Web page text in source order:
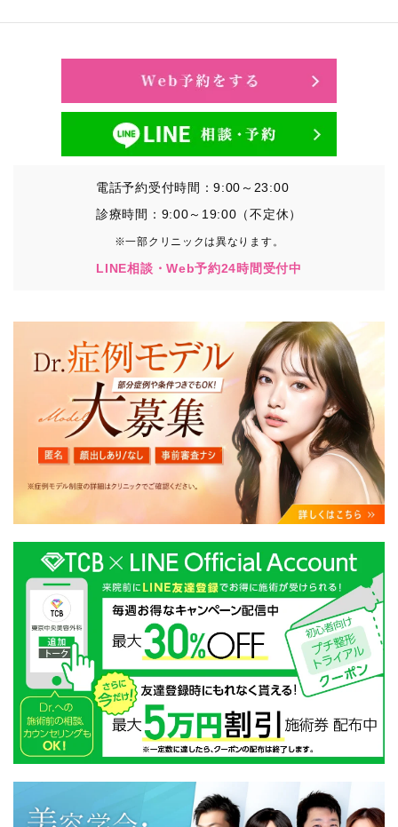
①TCBグループが患者様から取得する情報
・その他、特定の個人を識別することができる情報
②TCBグループが各種サービスの利用に関連して取得す
日時、閲覧履歴等に関連する情報
（これには、Cookie情報、アクセスログ等の利用状況に
関する情報を含みます。）
③TCBグループが第三者から間接的に収集する情報
患者様の同意を得た上で、以下の情報をパブリックDMP
・患者様の閲覧履歴、端末等の情報
【利用目的】
TCBグループは取得情報を以下の目的で利用いたしま
す。
・クリニックの来院予約、医療サービスの提供、医療関
連商品の販売、アフターケア対応、これらに付随する諸
対応等のサービス提供のため
・医療サービスの提供に関する他の医療機関、検査機関
及び研究機関との連携のため
・サービス向上を目的とした医療サービス・販売する医
療関連商品に関する患者様へのアンケートの送受信及び
これに付随する諸対応のため
・Cookie等の技術を用いたアクセス履歴、閲覧記録等に
関する情報の収集、分析
・閲覧記録等から趣味・嗜好を分析した情報を使用して
の広告に利用するため
・お問い合わせ又はご意見の内容確認及びその対応のた
め
・患者様のサービス利用状況の分析及び症例研究のため
・広告、宣伝、マーケティングのため
電話予約受付時間：9:00～23:00
診療時間：9:00～19:00（不定休）
※一部クリニックは異なります。
LINE相談・Web予約24時間受付中